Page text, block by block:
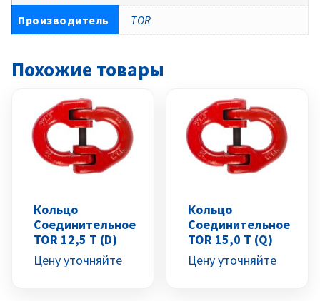
Производитель TOR
Похожие товары
Кольцо
Соединительное
TOR 12,5 Т (D)
Цену уточняйте
Кольцо
Соединительное
TOR 15,0 Т (Q)
Цену уточняйте